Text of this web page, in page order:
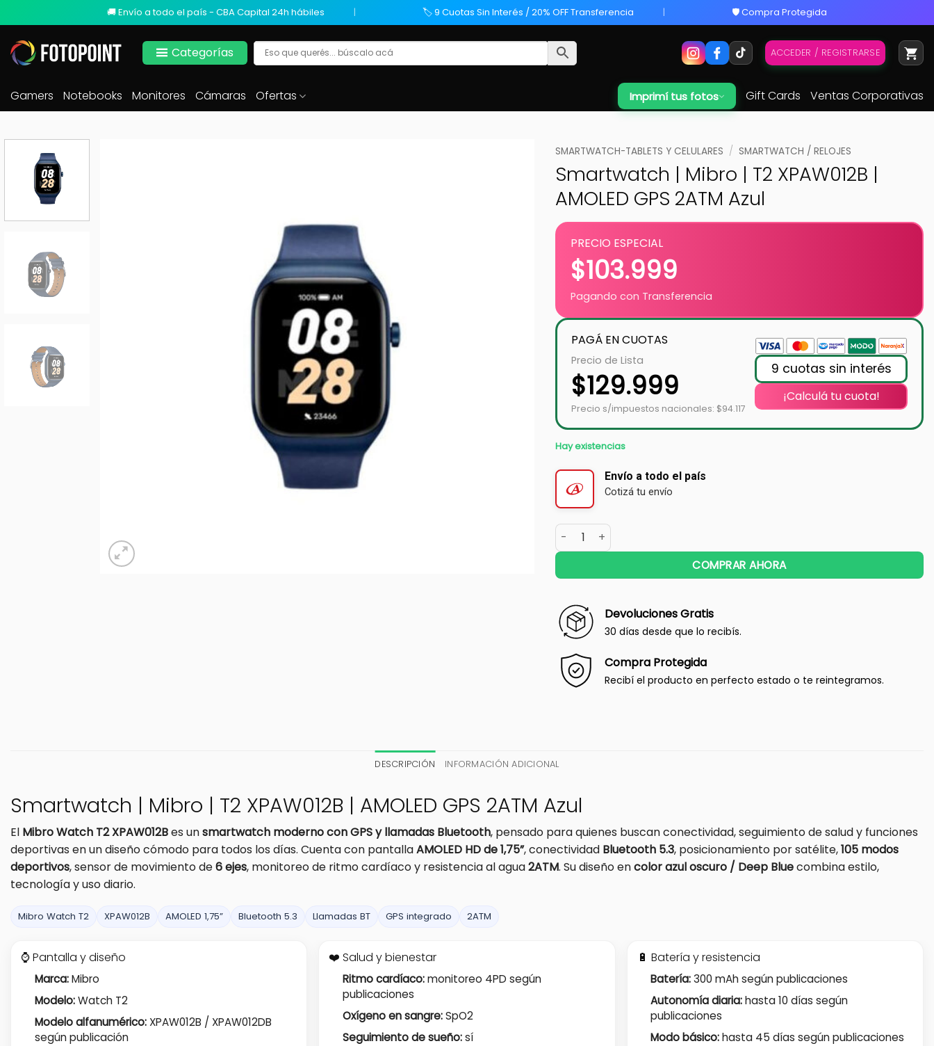
🚚 Envío a todo el país - CBA Capital 24h hábiles 🏷️ 9 Cuotas Sin Interés / 20% OFF Transferencia 🛡️ Compra Protegida
Categorías ACCEDER / REGISTRARSE
Gamers Notebooks Monitores Cámaras Ofertas Imprimí tus fotos Gift Cards Ventas Corporativas
SMARTWATCH-TABLETS Y CELULARES / SMARTWATCH / RELOJES
Smartwatch | Mibro | T2 XPAW012B |
AMOLED GPS 2ATM Azul
PRECIO ESPECIAL
$103.999
Pagando con Transferencia
PAGÁ EN CUOTAS
Precio de Lista
$129.999
Precio s/impuestos nacionales: $94.117
9 cuotas sin interés
¡Calculá tu cuota!
Hay existencias
Envío a todo el país
Cotizá tu envío
COMPRAR AHORA
Devoluciones Gratis
30 días desde que lo recibís.
Compra Protegida
Recibí el producto en perfecto estado o te reintegramos.
DESCRIPCIÓN INFORMACIÓN ADICIONAL
Smartwatch | Mibro | T2 XPAW012B | AMOLED GPS 2ATM Azul
El Mibro Watch T2 XPAW012Bes unsmartwatch moderno con GPS y llamadas Bluetooth, pensado para quienes buscan conectividad, seguimiento de salud y funciones
deportivas en un diseño cómodo para todos los días. Cuenta con pantallaAMOLED HD de 1,75”, conectividad Bluetooth 5.3, posicionamiento por satélite,105 modos
deportivos, sensor de movimiento de6 ejes, monitoreo de ritmo cardíaco y resistencia al agua2ATM. Su diseño encolor azul oscuro / Deep Bluecombina estilo,
tecnología y uso diario.
Mibro Watch T2 XPAW012B AMOLED 1,75” Bluetooth 5.3 Llamadas BT GPS integrado 2ATM
⌚ Pantalla y diseño
Marca:Mibro
Modelo:Watch T2
Modelo alfanumérico:XPAW012B / XPAW012DB
según publicación
❤️ Salud y bienestar
Ritmo cardíaco:monitoreo 4PD según
publicaciones
Oxígeno en sangre:SpO2
Seguimiento de sueño:sí
🔋 Batería y resistencia
Batería:300 mAh según publicaciones
Autonomía diaria:hasta 10 días según
publicaciones
Modo básico:hasta 45 días según publicaciones